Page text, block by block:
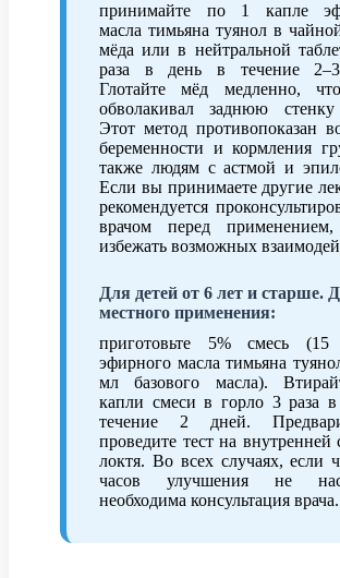
принимайте по 1 капле
масла тимьяна туянол в
мёда или в нейтральной
раза в день в течение
Глотайте мёд медленно,
обволакивал заднюю стенку
Этот метод противопоказан
беременности и кормления
также людям с астмой и
Если вы принимаете другие
рекомендуется
врачом перед
избежать возможных
Для детей от 6 лет и старше.
местного применения:
приготовьте 5% смесь (15
эфирного масла тимьяна
мл базового масла).
капли смеси в горло 3 раза
течение 2 дней.
проведите тест на внутренней
локтя. Во всех случаях, если
часов улучшения не
необходима консультация врача.